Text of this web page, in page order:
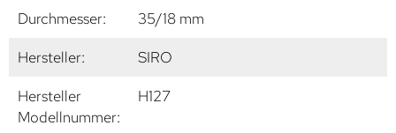
Durchmesser:
35/18 mm
Hersteller:
SIRO
Hersteller
Modellnummer:
H127